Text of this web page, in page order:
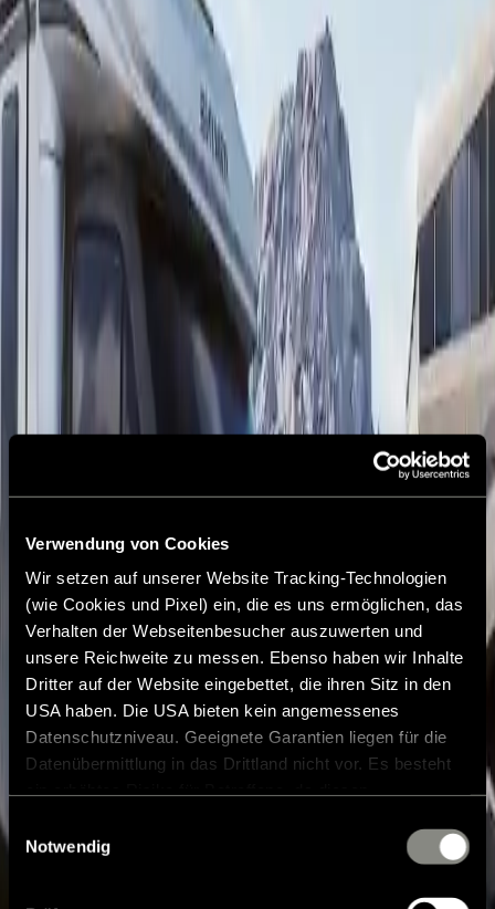
Verwendung von Cookies
Wir setzen auf unserer Website Tracking-Technologien
(wie Cookies und Pixel) ein, die es uns ermöglichen, das
Verhalten der Webseitenbesucher auszuwerten und
unsere Reichweite zu messen. Ebenso haben wir Inhalte
Dritter auf der Website eingebettet, die ihren Sitz in den
USA haben. Die USA bieten kein angemessenes
Datenschutzniveau. Geeignete Garantien liegen für die
Datenübermittlung in das Drittland nicht vor. Es besteht
zustehen. Eingesetzte Dienstleister können Daten für
zusammenführen. Weitere Informationen finden Sie in
Notwendig